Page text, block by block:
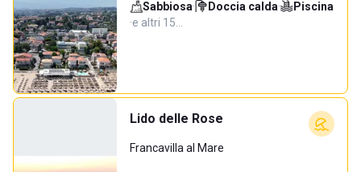
Sabbiosa· Doccia calda·
Piscina
·e altri 15…
Lido delle Rose
Francavilla al Mare